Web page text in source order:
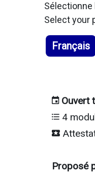
Sélectionne
Select your
Français
Ouvert
4
Proposé